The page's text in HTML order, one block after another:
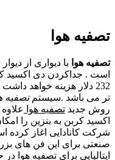
تصفیه هوا
تصفیه هوا با دیواری از
232 دلار هزینه خواهد
تر می باشد .سیستمتصفیه
روش جدید تصفیه هوا
اکسید کربن به بنزین را
شرکت کانادایی اغاز
صنعتی برای این فن های